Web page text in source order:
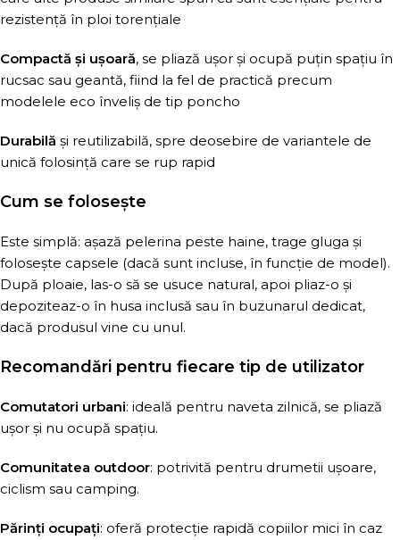
rezistență în ploi torențiale
Compactă și ușoară, se pliază ușor și ocupă puțin spațiu în
rucsac sau geantă, fiind la fel de practică precum
modelele eco înveliș de tip poncho
Durabilă și reutilizabilă, spre deosebire de variantele de
unică folosință care se rup rapid
Cum se folosește
Este simplă: așază pelerina peste haine, trage gluga și
folosește capsele (dacă sunt incluse, în funcție de model).
După ploaie, las-o să se usuce natural, apoi pliaz-o și
depoziteaz-o în husa inclusă sau în buzunarul dedicat,
dacă produsul vine cu unul.
Recomandări pentru fiecare tip de utilizator
Comutatori urbani: ideală pentru naveta zilnică, se pliază
ușor și nu ocupă spațiu.
Comunitatea outdoor: potrivită pentru drumetii ușoare,
ciclism sau camping.
Părinți ocupați: oferă protecție rapidă copiilor mici în caz